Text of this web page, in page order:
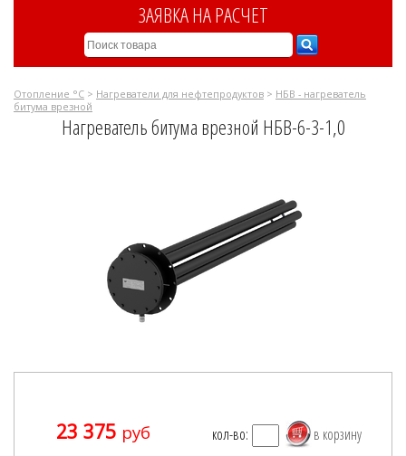
ЗАЯВКА НА РАСЧЕТ
Отопление °C > Нагреватели для нефтепродуктов > НБВ - нагреватель
битума врезной
Нагреватель битума врезной НБВ-6-3-1,0
23 375 руб кол-во: